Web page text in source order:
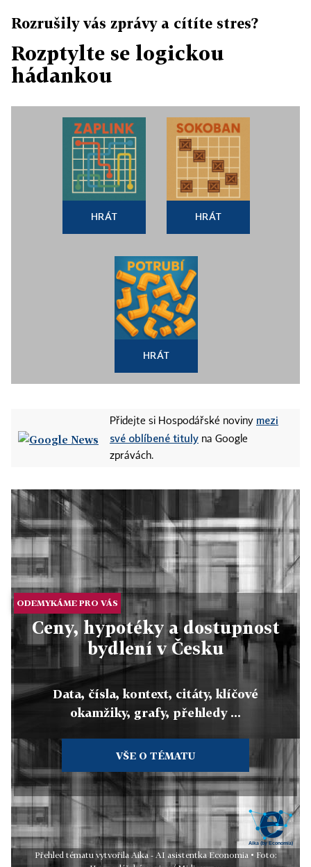
Rozrušily vás zprávy a cítíte stres?
Rozptylte se logickou
hádankou
HRÁT HRÁT
HRÁT
Přidejte si Hospodářské noviny mezi
své oblíbené tituly na Google
zprávách.
ODEMYKÁME PRO VÁS
Ceny, hypotéky a dostupnost
bydlení v Česku
Data, čísla, kontext, citáty, klíčové
okamžiky, grafy, přehledy ...
VŠE O TÉMATU
Přehled tématu vytvořila Aika - AI asistentka Economia • Foto: